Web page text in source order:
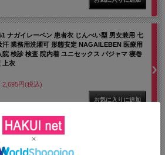
ナガイレーベン 患者衣 じんべい型 男女兼用 七
汗 業務用洗濯可 形態安定 NAGAILEBEN 医療用
院 検診 検査 院内着 ユニセックス パジャマ 寝巻
上衣
2,695円(税込)
79-234 住商モンブラン 着脱スムーズ 患者衣 8分